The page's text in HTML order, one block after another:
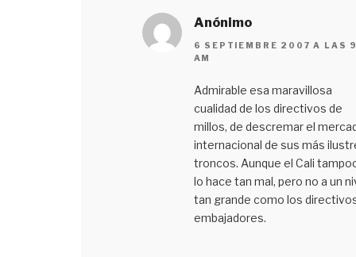
Anónimo
6 SEPTIEMBRE 2007 A LAS
AM
Admirable esa maravillosa
cualidad de los directivos de
millos, de descremar el
internacional de sus más
troncos. Aunque el Cali
lo hace tan mal, pero no a un
tan grande como los
embajadores.